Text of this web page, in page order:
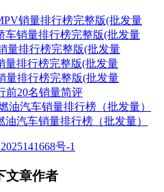
销量排行榜完整版(批发量
车销量排行榜完整版(批发量
量排行榜完整版(批发量
量排行榜完整版(批发量
量排行榜完整版(批发量
前20名销量简评
油汽车销量排行榜（批发量）
油汽车销量排行榜（批发量）
号-1
文章作者